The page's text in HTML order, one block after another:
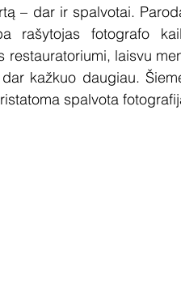
– dar ir spalvotai.
rašytojas fotografo
restauratoriumi, laisvu
kažkuo daugiau.
spalvota